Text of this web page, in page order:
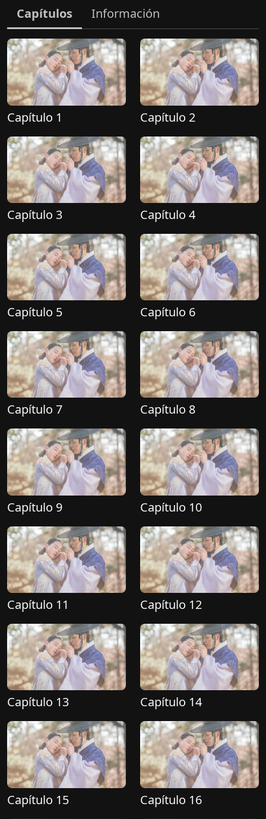
Capítulos Información
Capítulo 1 Capítulo 2
Capítulo 3 Capítulo 4
Capítulo 5 Capítulo 6
Capítulo 7 Capítulo 8
Capítulo 9 Capítulo 10
Capítulo 11 Capítulo 12
Capítulo 13 Capítulo 14
Capítulo 15 Capítulo 16